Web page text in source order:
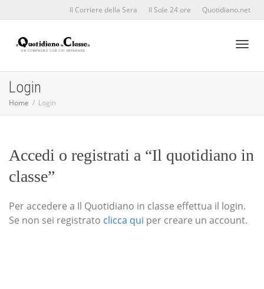
Il Corriere della Sera Il Sole 24 ore Quotidiano.net
Login
Home Login
Accedi o registrati a “Il quotidiano in
classe”
Per accedere a Il Quotidiano in classe effettua il login.
Se non sei registrato clicca qui per creare un account.